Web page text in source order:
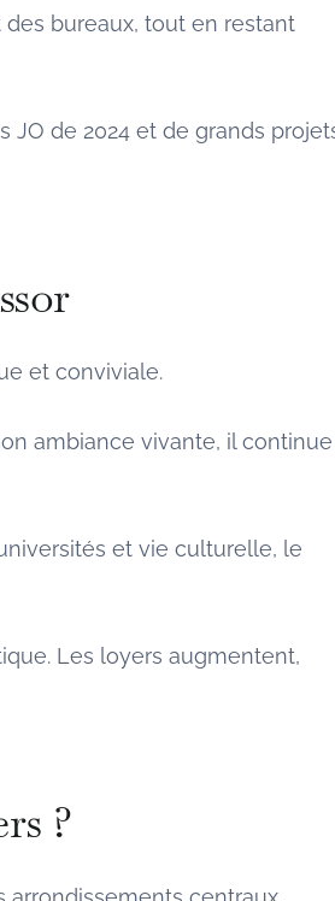
bureaux, tout en restant
JO de 2024 et de grands
et conviviale.
ambiance vivante, il continue
et vie culturelle, le
Les loyers augmentent,
?